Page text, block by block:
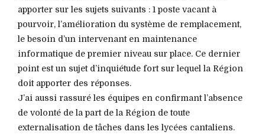
apporter sur les sujets suivants : 1 poste vacant à
pourvoir, l’amélioration du système de remplacement,
le besoin d’un intervenant en maintenance
informatique de premier niveau sur place. Ce dernier
point est un sujet d’inquiétude fort sur lequel la Région
doit apporter des réponses.
J’ai aussi rassuré les équipes en confirmant l’absence
de volonté de la part de la Région de toute
externalisation de tâches dans les lycées cantaliens.